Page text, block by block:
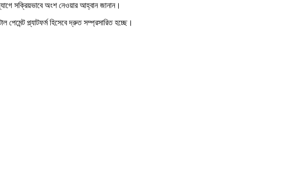
সক্রিয়ভাবে অংশ নেওয়ার আহ্বান জানান।
প্ল্যাটফর্ম হিসেবে দ্রুত সম্প্রসারিত হচ্ছে।